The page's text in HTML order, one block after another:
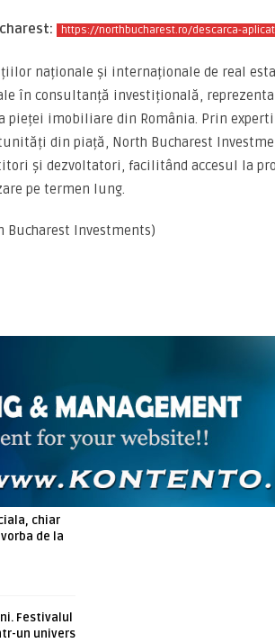
https://northbucharest.ro/descarca-
naționale și internaționale de real
în consultanță investițională,
imobiliare din România. Prin
din piață, North Bucharest
și dezvoltatori, facilitând accesul la
pe termen lung.
Investments)
chiar
de la
Festivalul
un univers
ARTICOLE